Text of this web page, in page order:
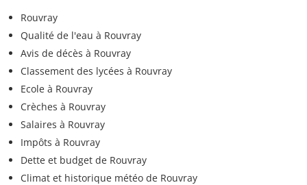
Rouvray
Qualité de l'eau à Rouvray
Avis de décès à Rouvray
Classement des lycées à Rouvray
Ecole à Rouvray
Crèches à Rouvray
Salaires à Rouvray
Impôts à Rouvray
Dette et budget de Rouvray
Climat et historique météo de Rouvray